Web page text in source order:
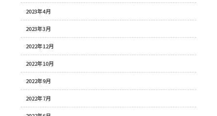
2023年4月
2023年3月
2022年12月
2022年10月
2022年9月
2022年7月